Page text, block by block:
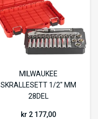
MILWAUKEE
SKRALLESETT 1/2" MM
28DEL
kr 2 177,00